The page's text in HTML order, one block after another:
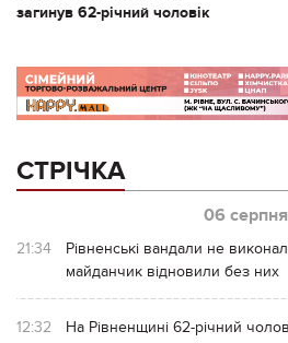
загинув 62-річний чоловік
СТРІЧКА
06 серпня
21:34
Рівненські вандали не
майданчик відновили без них
12:32
На Рівненщині 62-річний